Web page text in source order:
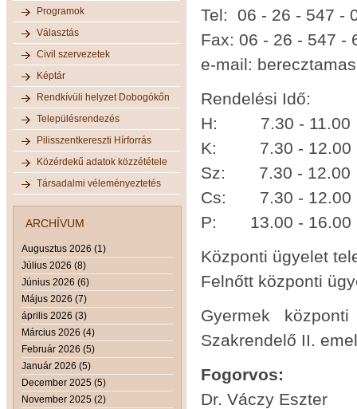
Programok
Választás
Civil szervezetek
Képtár
Rendkívüli helyzet Dobogókőn
Településrendezés
Pilisszentkereszti Hírforrás
Közérdekű adatok közzététele
Társadalmi véleményeztetés
ARCHÍVUM
Augusztus 2026 (1)
Július 2026 (8)
Június 2026 (6)
Május 2026 (7)
április 2026 (3)
Március 2026 (4)
Február 2026 (5)
Január 2026 (5)
December 2025 (5)
November 2025 (2)
Tel: 06 - 26 - 547 -
Fax: 06 - 26 - 547 -
e-mail:
Rendelési Idő:
H: 7.30 - 11.00
K: 7.30 -
Sz: 7.30 -
Cs: 7.30 -
P: 13.00 - 16.00
Központi ügyelet
Felnőtt központi
Gyermek
Szakrendelő II.
Fogorvos:
Dr. Váczy Eszter